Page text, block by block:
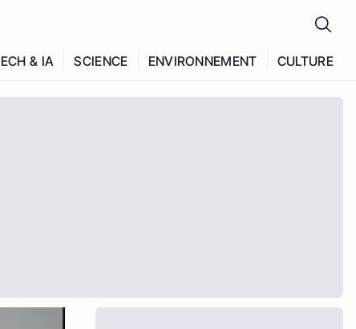
& IA SCIENCE ENVIRONNEMENT CULTURE